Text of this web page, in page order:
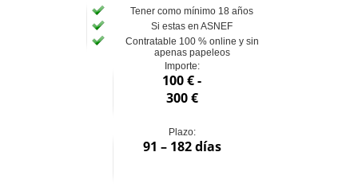
Tener como mínimo 18 años
Si estas en ASNEF
Contratable 100 % online y sin
apenas papeleos
Importe:
100 € -
300 €
Plazo:
91 – 182 días